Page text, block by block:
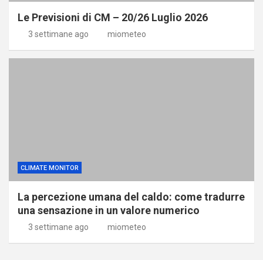
Le Previsioni di CM – 20/26 Luglio 2026
3 settimane ago miometeo
CLIMATE MONITOR
La percezione umana del caldo: come tradurre
una sensazione in un valore numerico
3 settimane ago miometeo